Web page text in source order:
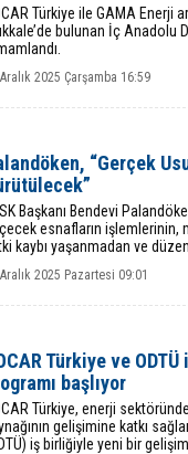
Türkiye ile GAMA Enerji
bulunan İç Anadolu
2025 Çarşamba 16:59
“Gerçek
Başkanı Bendevi
esnafların işlemlerinin,
kaybı yaşanmadan ve
2025 Pazartesi 09:01
Türkiye ve
başlıyor
Türkiye, enerji
gelişimine katkı
iş birliğiyle yeni bir